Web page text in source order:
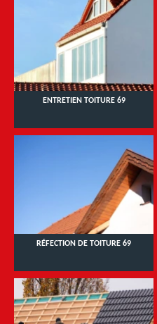
ENTRETIEN TOITURE 69
RÉFECTION DE TOITURE 69